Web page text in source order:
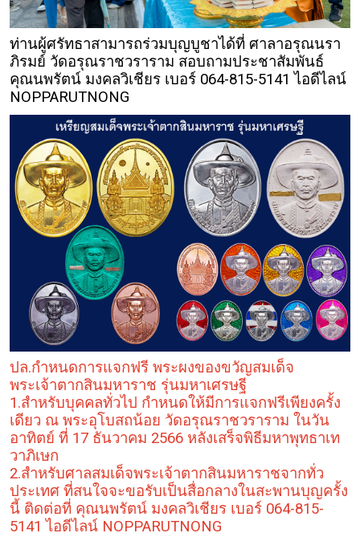
ท่านผู้ศรัทธาสามารถร่วมบุญบูชาได้ที่ ศาลาอรุณนรา
ภิรมย์ วัดอรุณราชวราราม สอบถามประชาสัมพันธ์
คุณนพรัตน์ มงคลวิเชียร เบอร์ 064-815-5141 ไอดีไลน์
NOPPARUTNONG
ปล.กำหนดการแจกฟรี พระผงของขวัญสมเด็จ
พระเจ้าตากสินมหาราช รุ่นมหาเศรษฐี
1.สำหรับบุคคลทั่วไป กำหนดให้มีการแจกฟรีเพียงครั้ง
เดียว ณ พระอุโบสถน้อย วัดอรุณราชวราราม ในวัน
อาทิตย์ ที่ 17 ธันวาคม 2566 หลังเสร็จพิธีมหาพุทธาเท
วาภิเษก
2.สำหรับศาลสมเด็จพระเจ้าตากสินมหาราชจากทั่ว
ประเทศ ที่สนใจจะขอรับเป็นสื่อกลางในสะพานบุญครั้ง
นี้ ติดต่อที่ คุณนพรัตน์ มงคลวิเชียร เบอร์ 064-815-
5141 ไอดีไลน์ NOPPARUTNONG